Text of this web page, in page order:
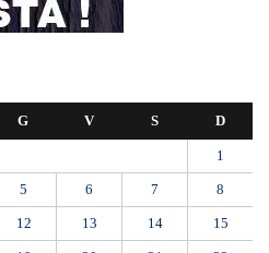
G V S D
1
5 6 7 8
12 13 14 15